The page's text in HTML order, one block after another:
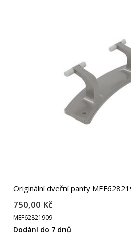
Originální dveřní panty
750,00 Kč
MEF62821909
Dodání do 7 dnů